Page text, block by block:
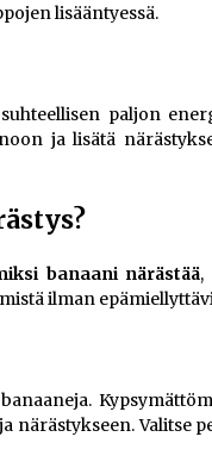
lisääntyessä.
paljon
ja lisätä
banaani närästää,
ilman
närästykseen. Valitse